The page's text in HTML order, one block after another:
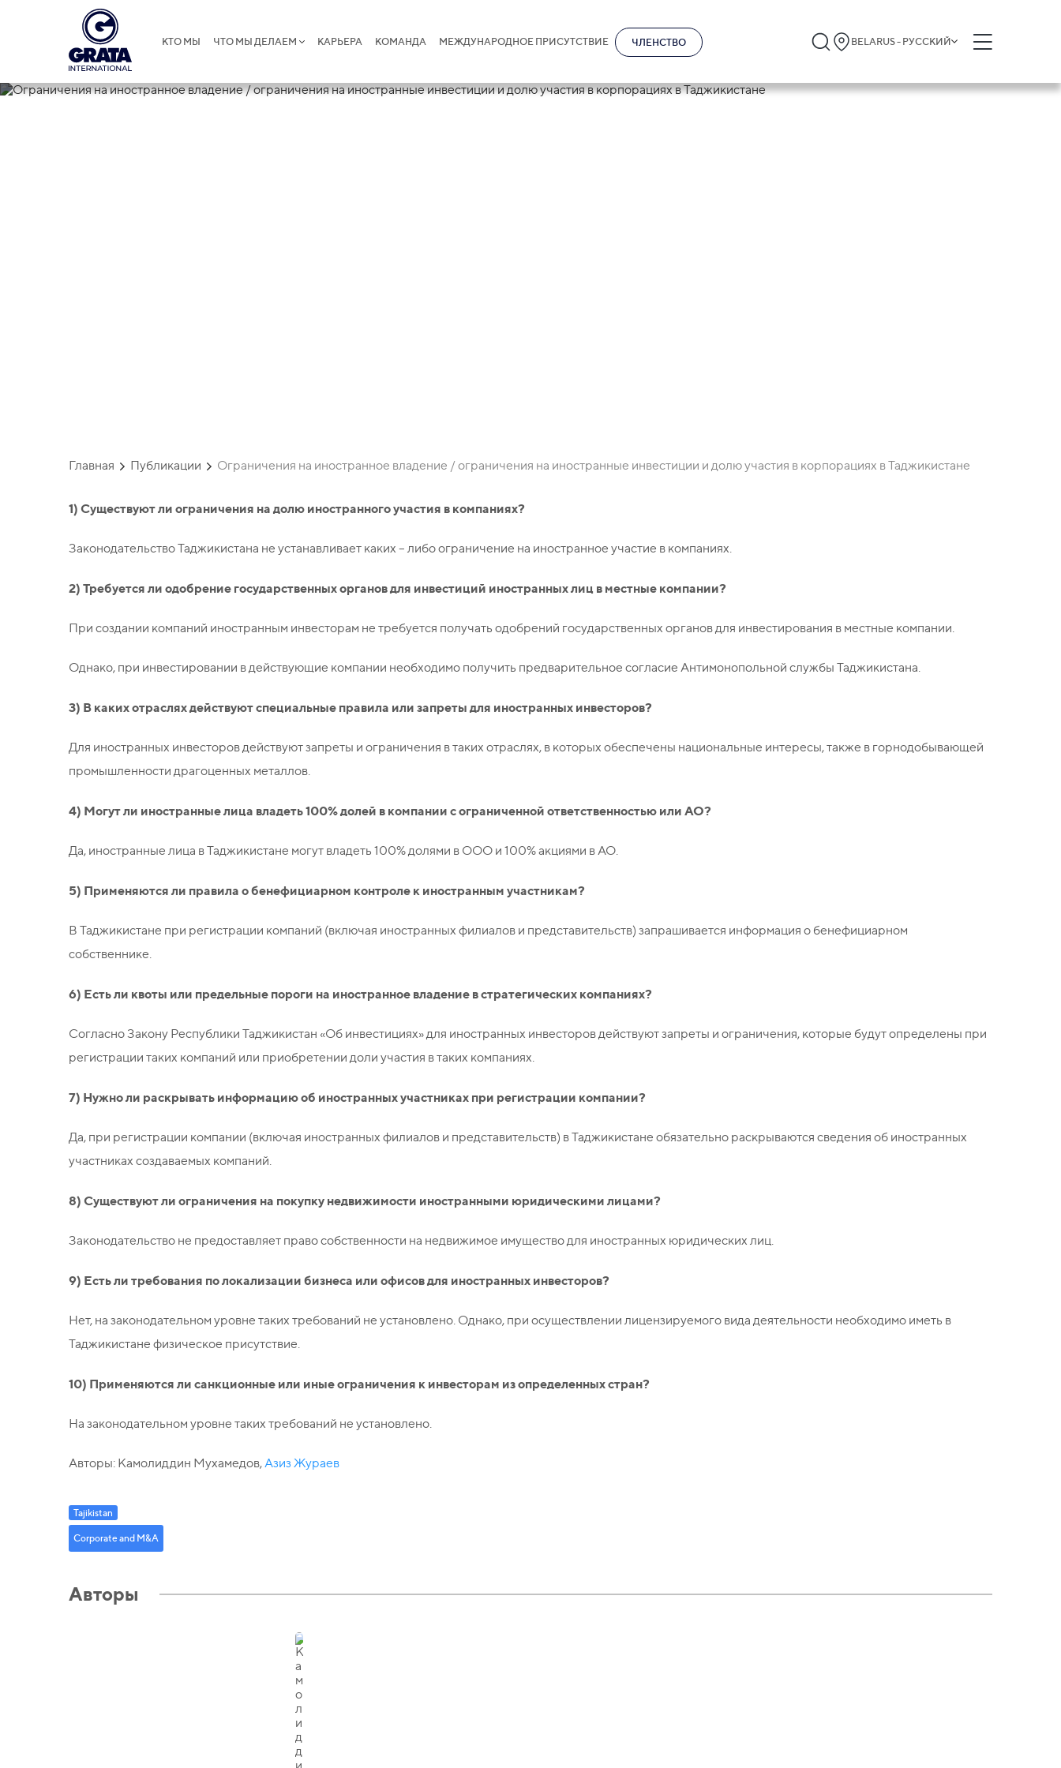
КТО МЫ ЧТО МЫ ДЕЛАЕМ КАРЬЕРА КОМАНДА МЕЖДУНАРОДНОЕ ПРИСУТСТВИЕ ЧЛЕНСТВО BELARUS - РУССКИЙ
Главная Публикации Ограничения на иностранное владение / ограничения на иностранные инвестиции и долю участия в корпорациях в Таджикистане
1) Существуют ли ограничения на долю иностранного участия в компаниях?
Законодательство Таджикистана не устанавливает каких – либо ограничение на иностранное участие в компаниях.
2) Требуется ли одобрение государственных органов для инвестиций иностранных лиц в местные компании?
При создании компаний иностранным инвесторам не требуется получать одобрений государственных органов для инвестирования в местные компании.
Однако, при инвестировании в действующие компании необходимо получить предварительное согласие Антимонопольной службы Таджикистана.
3) В каких отраслях действуют специальные правила или запреты для иностранных инвесторов?
Для иностранных инвесторов действуют запреты и ограничения в таких отраслях, в которых обеспечены национальные интересы, также в горнодобывающей
промышленности драгоценных металлов.
4) Могут ли иностранные лица владеть 100% долей в компании с ограниченной ответственностью или АО?
Да, иностранные лица в Таджикистане могут владеть 100% долями в ООО и 100% акциями в АО.
5) Применяются ли правила о бенефициарном контроле к иностранным участникам?
В Таджикистане при регистрации компаний (включая иностранных филиалов и представительств) запрашивается информация о бенефициарном
собственнике.
6) Есть ли квоты или предельные пороги на иностранное владение в стратегических компаниях?
Согласно Закону Республики Таджикистан «Об инвестициях» для иностранных инвесторов действуют запреты и ограничения, которые будут определены при
регистрации таких компаний или приобретении доли участия в таких компаниях.
7) Нужно ли раскрывать информацию об иностранных участниках при регистрации компании?
Да, при регистрации компании (включая иностранных филиалов и представительств) в Таджикистане обязательно раскрываются сведения об иностранных
участниках создаваемых компаний.
8) Существуют ли ограничения на покупку недвижимости иностранными юридическими лицами?
Законодательство не предоставляет право собственности на недвижимое имущество для иностранных юридических лиц.
9) Есть ли требования по локализации бизнеса или офисов для иностранных инвесторов?
Нет, на законодательном уровне таких требований не установлено. Однако, при осуществлении лицензируемого вида деятельности необходимо иметь в
Таджикистане физическое присутствие.
10) Применяются ли санкционные или иные ограничения к инвесторам из определенных стран?
На законодательном уровне таких требований не установлено.
Авторы: Камолиддин Мухамедов,Азиз Жураев
Tajikistan
Corporate and M&A
Авторы